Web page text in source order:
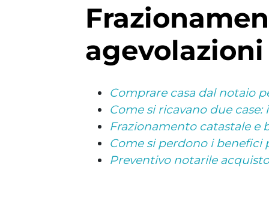
frazionamento casa e perdita
Comprare casa dal notaio
Come si ricavano due
Frazionamento catastale e
Come si perdono i benefici
Preventivo notarile